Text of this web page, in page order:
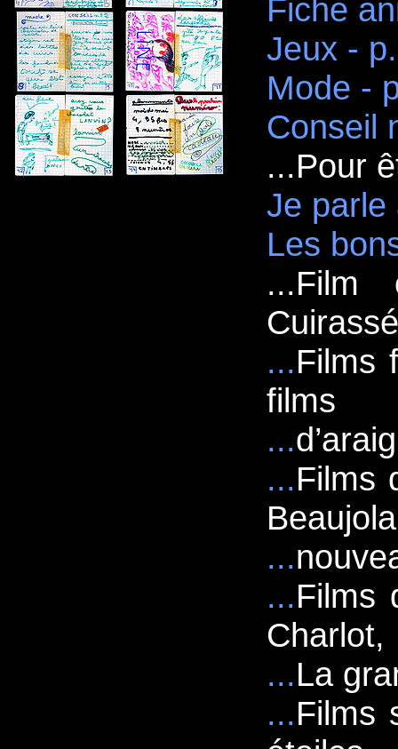
Fiche
Jeux -
Mode -
Conseil
...Pour
Je parle
Les
...Film
...Films
films
...
...Films
...
...Films
Charlot,
...La
...Films